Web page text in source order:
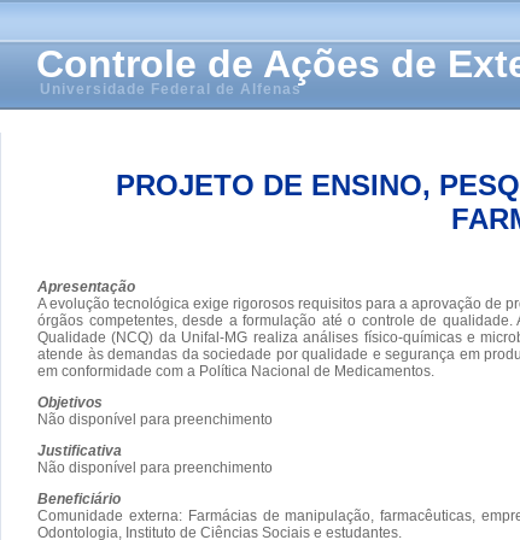
Controle de Ações de
Universidade Federal de Alfenas
PROJETO DE ENSINO,
Apresentação
A evolução tecnológica exige rigorosos requisitos para a aprovação de
órgãos competentes, desde a formulação até o controle de
Qualidade (NCQ) da Unifal-MG realiza análises físico-químicas e
atende às demandas da sociedade por qualidade e segurança em
em conformidade com a Política Nacional de Medicamentos.
Objetivos
Não disponível para preenchimento
Justificativa
Não disponível para preenchimento
Beneficiário
Comunidade externa: Farmácias de manipulação, farmacêuticas,
Odontologia, Instituto de Ciências Sociais e estudantes.